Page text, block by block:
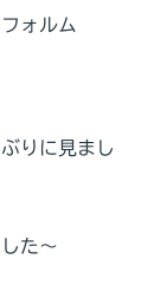
ォルム
りに見まし
た～